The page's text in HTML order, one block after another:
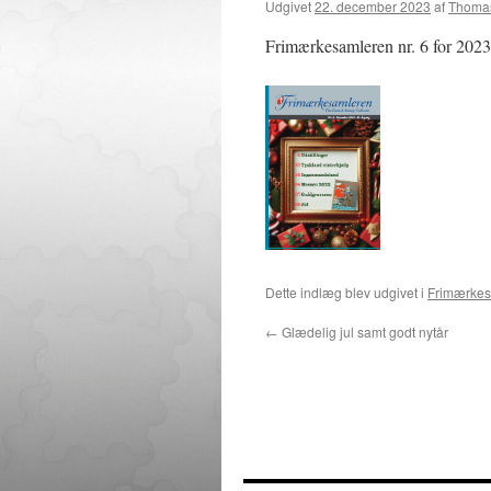
Udgivet22. december 2023 af
Frimærkesamleren nr. 6 for
Dette indlæg blev udgivet i
← Glædelig jul samt godt nytår